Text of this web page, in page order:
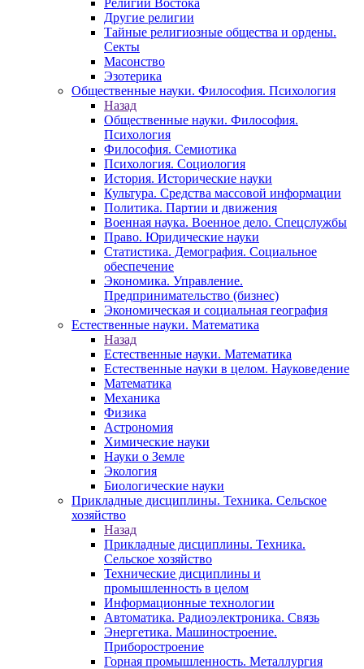
Религии Востока
Другие религии
Тайные религиозные общества и ордены.
Секты
Масонство
Эзотерика
Общественные науки. Философия. Психология
Назад
Общественные науки. Философия.
Психология
Философия. Семиотика
Психология. Социология
История. Исторические науки
Культура. Средства массовой информации
Политика. Партии и движения
Военная наука. Военное дело. Спецслужбы
Право. Юридические науки
Статистика. Демография. Социальное
обеспечение
Экономика. Управление.
Предпринимательство (бизнес)
Экономическая и социальная география
Естественные науки. Математика
Назад
Естественные науки. Математика
Естественные науки в целом. Науковедение
Математика
Механика
Физика
Астрономия
Химические науки
Науки о Земле
Экология
Биологические науки
Прикладные дисциплины. Техника. Сельское
хозяйство
Назад
Прикладные дисциплины. Техника.
Сельское хозяйство
Технические дисциплины и
промышленность в целом
Информационные технологии
Автоматика. Радиоэлектроника. Связь
Энергетика. Машиностроение.
Приборостроение
Горная промышленность. Металлургия